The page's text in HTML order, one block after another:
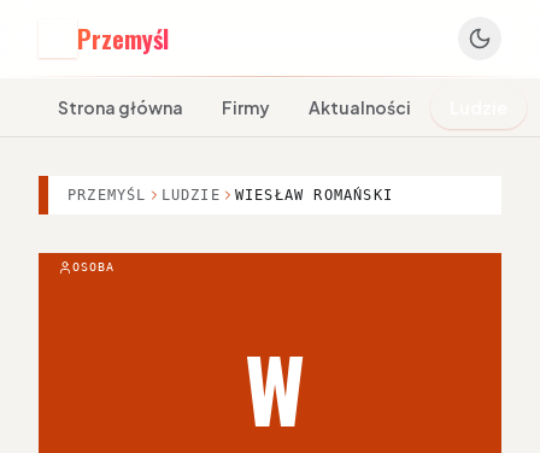
Przemyśl
Strona główna Firmy Aktualności
PRZEMYŚL LUDZIE WIESŁAW ROMAŃSKI
W
OSOBA